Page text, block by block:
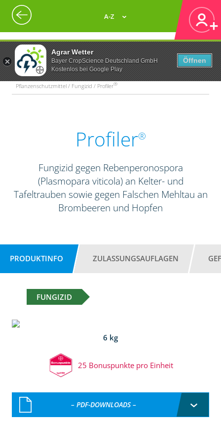
Agrar Wetter
Bayer CropScience Deutschland GmbH
Kostenlos bei Google Play
Öffnen
A-Z
Pflanzenschutzmittel / Fungizid / Profiler®
Profiler®
Fungizid gegen Rebenperonospora
(Plasmopara viticola) an Kelter- und
Tafeltrauben sowie gegen Falschen Mehltau an
Brombeeren und Hopfen
PRODUKTINFO ZULASSUNGSAUFLAGEN
FUNGIZID
6 kg
25 Bonuspunkte pro Einheit
– PDF-DOWNLOADS –